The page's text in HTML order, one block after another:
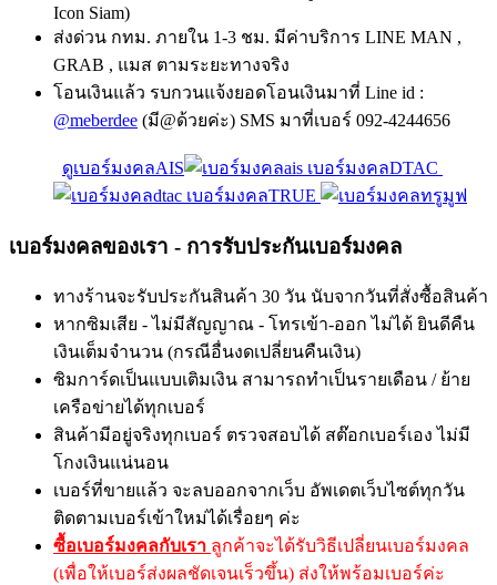
Icon Siam)
ส่งด่วน กทม. ภายใน 1-3 ชม. มีค่าบริการ LINE MAN ,
GRAB , แมส ตามระยะทางจริง
โอนเงินแล้ว รบกวนแจ้งยอดโอนเงินมาที่ Line id :
@meberdee (มี@ด้วยค่ะ) SMS มาที่เบอร์ 092-4244656
ดูเบอร์มงคลAIS
เบอร์มงคลDTAC
เบอร์มงคลTRUE
เบอร์มงคลของเรา - การรับประกันเบอร์มงคล
ทางร้านจะรับประกันสินค้า 30 วัน นับจากวันที่สั่งซื้อสินค้า
หากซิมเสีย - ไม่มีสัญญาณ - โทรเข้า-ออก ไม่ได้ ยินดีคืน
เงินเต็มจำนวน (กรณีอื่นงดเปลี่ยนคืนเงิน)
ซิมการ์ดเป็นแบบเติมเงิน สามารถทำเป็นรายเดือน / ย้าย
เครือข่ายได้ทุกเบอร์
สินค้ามีอยู่จริงทุกเบอร์ ตรวจสอบได้ สต๊อกเบอร์เอง ไม่มี
โกงเงินแน่นอน
เบอร์ที่ขายแล้ว จะลบออกจากเว็บ อัพเดตเว็บไซต์ทุกวัน
ติดตามเบอร์เข้าใหม่ได้เรื่อยๆ ค่ะ
ซื้อเบอร์มงคลกับเรา ลูกค้าจะได้รับวิธีเปลี่ยนเบอร์มงคล
(เพื่อให้เบอร์ส่งผลชัดเจนเร็วขึ้น) ส่งให้พร้อมเบอร์ค่ะ